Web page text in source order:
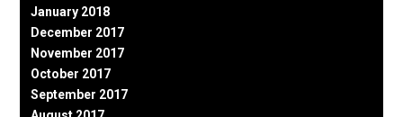
January 2018
December 2017
November 2017
October 2017
September 2017